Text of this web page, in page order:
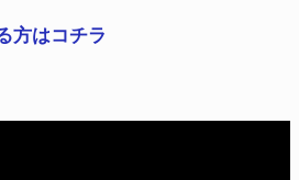
方はコチラ